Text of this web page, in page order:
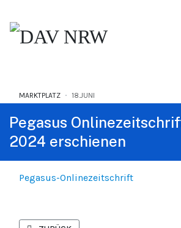
MARKTPLATZ 18.JUNI
Pegasus
2024 erschienen
Pegasus-Onlinezeitschrift